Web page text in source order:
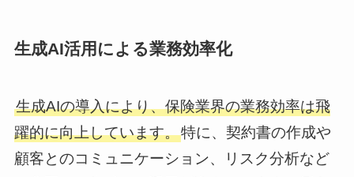
生成AI活用による業務効率化
生成AIの導入により、保険業界の業務効率は飛
躍的に向上しています。特に、契約書の作成や
顧客とのコミュニケーション、リスク分析など